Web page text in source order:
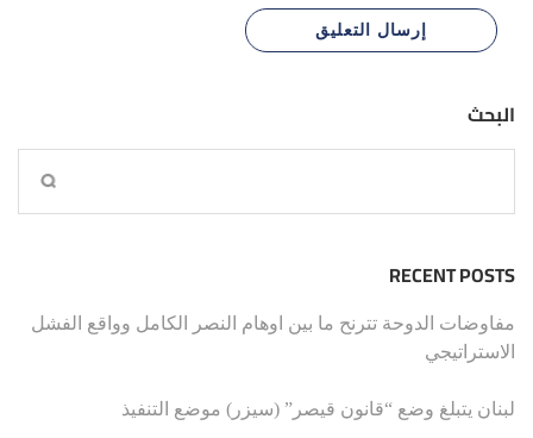
البحث
RECENT POSTS
مفاوضات الدوحة تترنح ما بين اوهام النصر الكامل وواقع الفشل
الاستراتيجي
لبنان يتبلغ وضع “قانون قيصر” (سيزر) موضع التنفيذ